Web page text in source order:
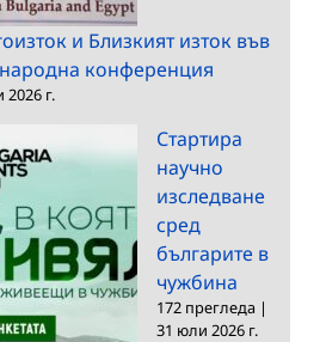
и Близкият изток във
конференция
2026 г.
Стартира
научно
изследване
сред
българите в
чужбина
172 прегледа |
31 юли 2026 г.